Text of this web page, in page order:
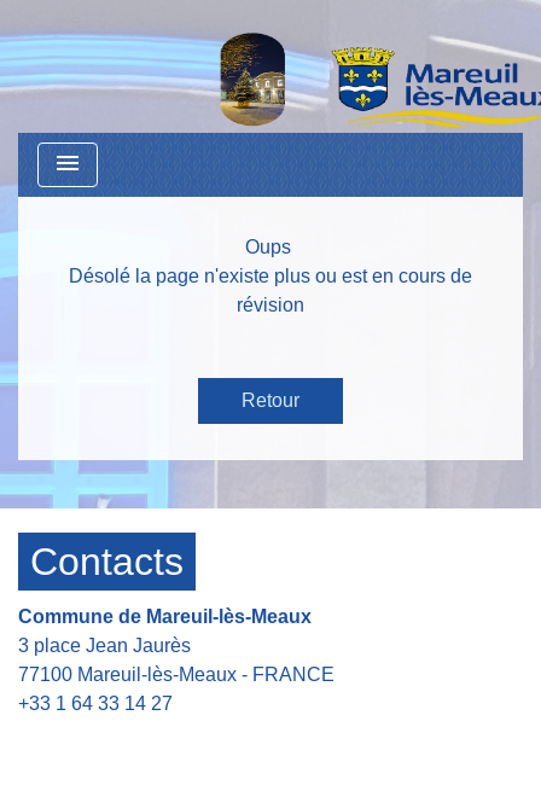
menu
Oups
Désolé la page n'existe plus ou est en cours de
révision
Retour
Contacts
Commune de Mareuil-lès-Meaux
3 place Jean Jaurès
77100 Mareuil-lès-Meaux - FRANCE
+33 1 64 33 14 27